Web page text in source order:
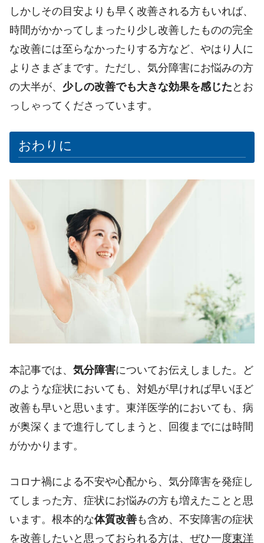
しかしその目安よりも早く改善される方もいれば、
時間がかかってしまったり少し改善したものの完全
な改善には至らなかったりする方など、やはり人に
よりさまざまです。ただし、気分障害にお悩みの方
の大半が、 少しの改善でも大きな効果を感じた とお
っしゃってくださっています。
おわりに
本記事では、 気分障害についてお伝えしました。ど
のような症状においても、対処が早ければ早いほど
改善も早いと思います。東洋医学的においても、病
が奥深くまで進行してしまうと、回復までには時間
がかかります。
コロナ禍による不安や心配から、気分障害を発症し
てしまった方、症状にお悩みの方も増えたことと思
います。根本的な体質改善も含め、不安障害の症状
を改善したいと思っておられる方は、ぜひ一度東洋